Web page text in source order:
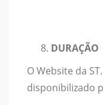
DURAÇÃO
O Website da ST.
disponibilizado